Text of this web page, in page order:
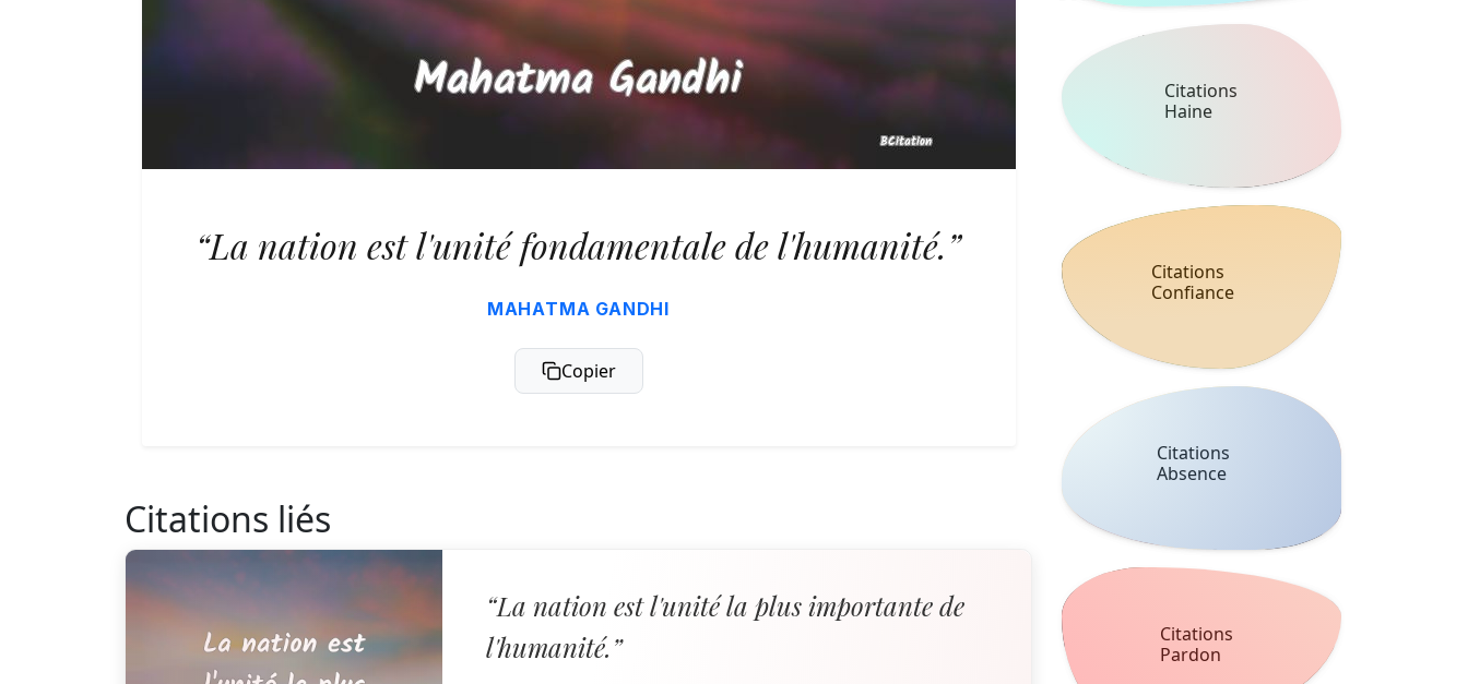
“La nation est l'unité fondamentale de l'humanité.”
MAHATMA GANDHI
Copier
Citations liés
“La nation est l'unité la plus importante de
l'humanité.”
Citations
Haine
Citations
Confiance
Citations
Absence
Citations
Pardon